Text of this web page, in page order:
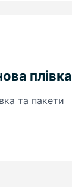
плівка
та пакети